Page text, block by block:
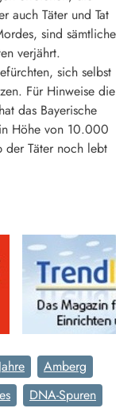
auch Täter und Tat
sind sämtliche
verjährt.
sich selbst
Für Hinweise die
das Bayerische
Höhe von 10.000
der Täter noch lebt
Amberg
DNA-Spuren